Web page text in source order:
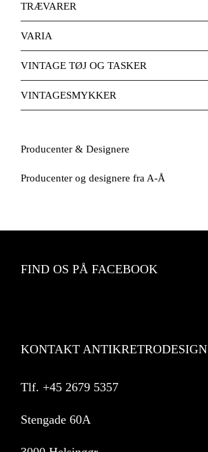
TRÆVARER
VARIA
VINTAGE TØJ OG TASKER
VINTAGESMYKKER
Producenter & Designere
Producenter og designere fra A-Å
FIND OS PÅ FACEBOOK
KONTAKT ANTIKRETRODESIGN
Tlf. +45 2679 5357
Stengade 60A